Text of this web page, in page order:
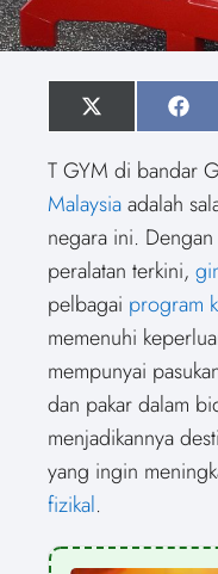
S
h
r
e
o
n
X
(
w
t
t
e
r
)
S
h
r
o
n
F
a
e
o
o
k
T GYM di bandar
Malaysiaadalah
negara ini.
peralatan terkini,
pelbagai program
memenuhi
mempunyai
dan pakar dalam
menjadikannya
yang ingin
fizikal.